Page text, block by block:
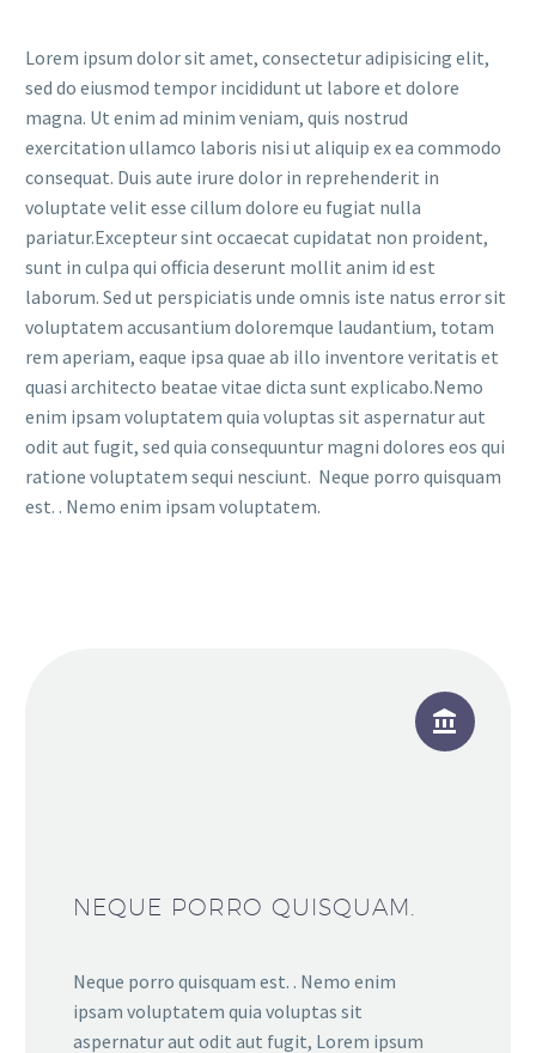
Lorem ipsum dolor sit amet, consectetur adipisicing elit,
sed do eiusmod tempor incididunt ut labore et dolore
magna. Ut enim ad minim veniam, quis nostrud
exercitation ullamco laboris nisi ut aliquip ex ea commodo
consequat. Duis aute irure dolor in reprehenderit in
voluptate velit esse cillum dolore eu fugiat nulla
pariatur.Excepteur sint occaecat cupidatat non proident,
sunt in culpa qui officia deserunt mollit anim id est
laborum. Sed ut perspiciatis unde omnis iste natus error sit
voluptatem accusantium doloremque laudantium, totam
rem aperiam, eaque ipsa quae ab illo inventore veritatis et
quasi architecto beatae vitae dicta sunt explicabo.Nemo
enim ipsam voluptatem quia voluptas sit aspernatur aut
odit aut fugit, sed quia consequuntur magni dolores eos qui
ratione voluptatem sequi nesciunt. Neque porro quisquam
est. . Nemo enim ipsam voluptatem.


NEQUE PORRO QUISQUAM.
Neque porro quisquam est. . Nemo enim
ipsam voluptatem quia voluptas sit
aspernatur aut odit aut fugit, Lorem ipsum